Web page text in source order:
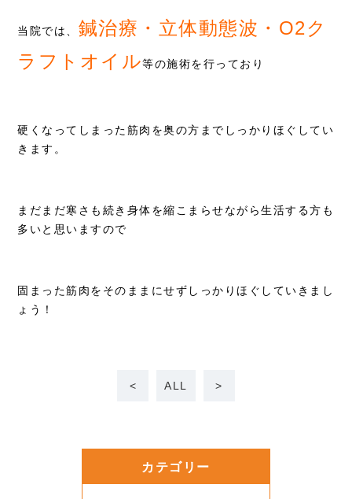
当院では、 鍼治療・立体動態波・O2ク
ラフトオイル等の施術を行っており
硬くなってしまった筋肉を奥の方までしっかりほぐしてい
きます。
まだまだ寒さも続き身体を縮こまらせながら生活する方も
多いと思いますので
固まった筋肉をそのままにせずしっかりほぐしていきまし
ょう！
< ALL >
カテゴリー